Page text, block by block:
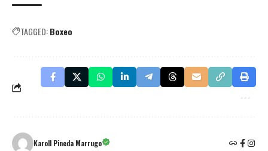
TAGGED:Boxeo
Karoll Pineda Marrugo